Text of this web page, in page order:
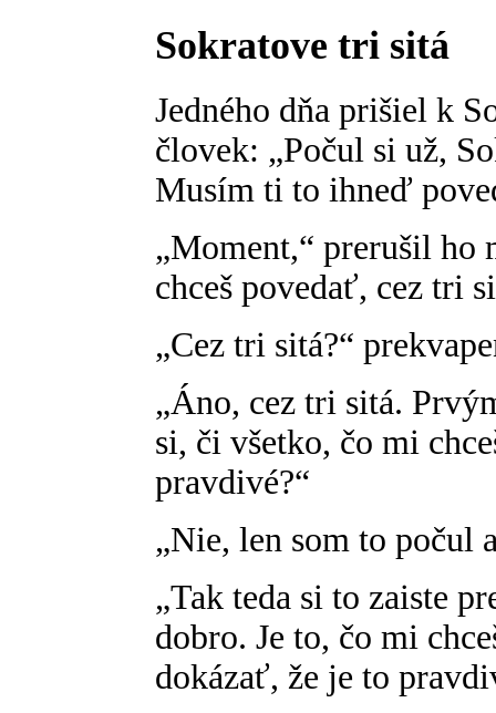
Sokratove tri sitá
Jedného dňa prišiel k
človek: „Počul si už,
Musím ti to ihneď
„Moment,“ prerušil ho
chceš povedať, cez tri
„Cez tri sitá?“
„Áno, cez tri sitá.
si, či všetko, čo mi
pravdivé?“
„Nie, len som to počul
„Tak teda si to zaiste
dobro. Je to, čo mi
dokázať, že je to